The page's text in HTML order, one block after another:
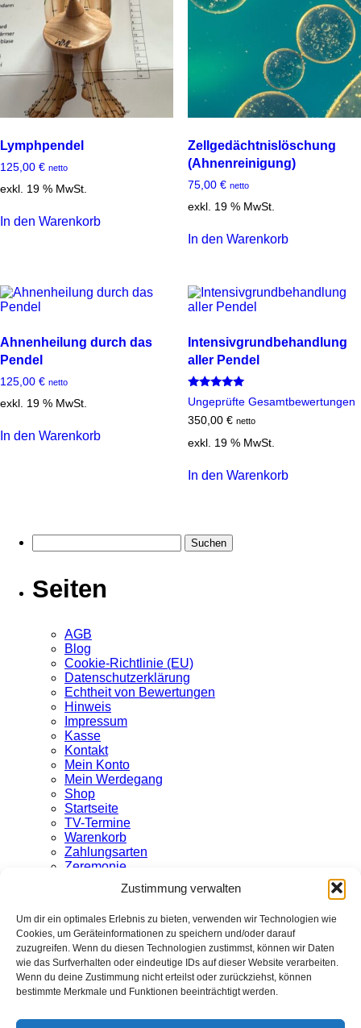
Zustimmung verwalten
Um dir ein optimales Erlebnis zu bieten, verwenden wir Technologien wie
Cookies, um Geräteinformationen zu speichern und/oder darauf
zuzugreifen. Wenn du diesen Technologien zustimmst, können wir Daten
wie das Surfverhalten oder eindeutige IDs auf dieser Website verarbeiten.
Wenn du deine Zustimmung nicht erteilst oder zurückziehst, können
bestimmte Merkmale und Funktionen beeinträchtigt werden.
Lymphpendel
125,00 € netto
exkl. 19 % MwSt.
In den Warenkorb
Zellgedächtnislöschung
(Ahnenreinigung)
75,00 € netto
exkl. 19 % MwSt.
In den Warenkorb
Ahnenheilung durch das
Pendel
125,00 € netto
exkl. 19 % MwSt.
In den Warenkorb
Intensivgrundbehandlung
aller Pendel
Bewertet
mit
5.00
von 5
Ungeprüfte Gesamtbewertungen
350,00 € netto
exkl. 19 % MwSt.
In den Warenkorb
nach:
Seiten
AGB
Blog
Cookie-Richtlinie (EU)
Datenschutzerklärung
Echtheit von Bewertungen
Hinweis
Impressum
Kasse
Kontakt
Mein Konto
Mein Werdegang
Shop
Startseite
TV-Termine
Warenkorb
Zahlungsarten
Zeremonie
Archiv
Kategorien